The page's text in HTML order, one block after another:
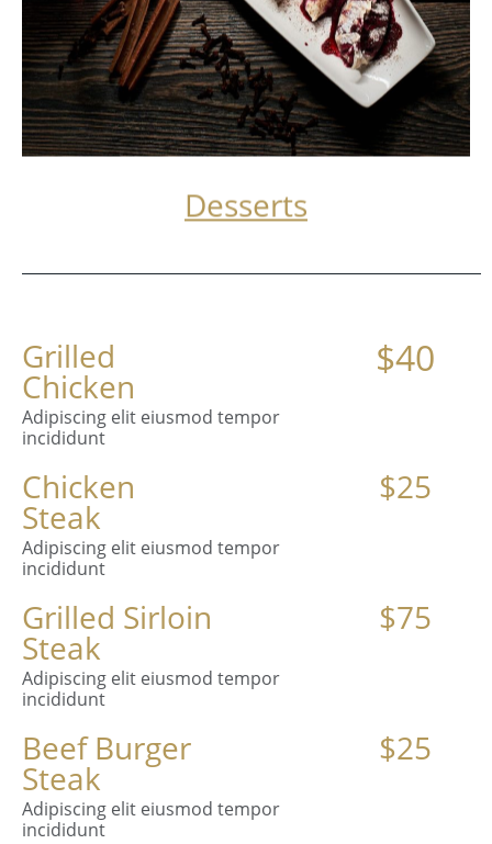
Desserts
Grilled
Chicken
Adipiscing elit eiusmod tempor
incididunt
$40
Chicken
Steak
Adipiscing elit eiusmod tempor
incididunt
$25
Grilled Sirloin
Steak
Adipiscing elit eiusmod tempor
incididunt
$75
Beef Burger
Steak
Adipiscing elit eiusmod tempor
incididunt
$25